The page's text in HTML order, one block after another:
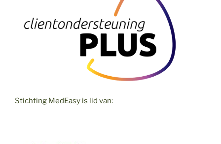
Stichting MedEasy is lid van: